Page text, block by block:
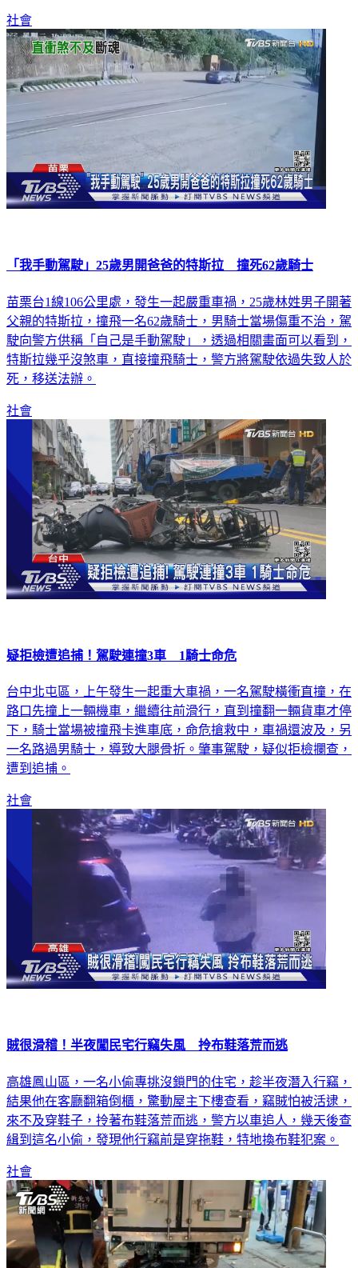
社會
「我手動駕駛」25歲男開爸爸的特斯拉 撞死62歲騎士
苗栗台1線106公里處，發生一起嚴重車禍，25歲林姓男子開著
父親的特斯拉，撞飛一名62歲騎士，男騎士當場傷重不治，駕
駛向警方供稱「自己是手動駕駛」，透過相關畫面可以看到，
特斯拉幾乎沒煞車，直接撞飛騎士，警方將駕駛依過失致人於
死，移送法辦。
社會
疑拒檢遭追捕！駕駛連撞3車 1騎士命危
台中北屯區，上午發生一起重大車禍，一名駕駛橫衝直撞，在
路口先撞上一輛機車，繼續往前滑行，直到撞翻一輛貨車才停
下，騎士當場被撞飛卡進車底，命危搶救中，車禍還波及，另
一名路過男騎士，導致大腿骨折。肇事駕駛，疑似拒檢攔查，
遭到追捕。
社會
賊很滑稽！半夜闖民宅行竊失風 拎布鞋落荒而逃
高雄鳳山區，一名小偷專挑沒鎖門的住宅，趁半夜潛入行竊，
結果他在客廳翻箱倒櫃，驚動屋主下樓查看，竊賊怕被活逮，
來不及穿鞋子，拎著布鞋落荒而逃，警方以車追人，幾天後查
緝到這名小偷，發現他行竊前是穿拖鞋，特地換布鞋犯案。
社會